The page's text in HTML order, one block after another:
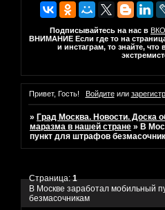
Подписывайтесь на нас в
ВНИМАНИЕ Если где то на
и инстаграм, то знайте,
Привет, Гость! Войдитеили
» Град Москва. Новости. Доска
маразма в нашей стране » В
пункт для штрафов
В Москве заработал мобильный
безмасочникам
Страница:1